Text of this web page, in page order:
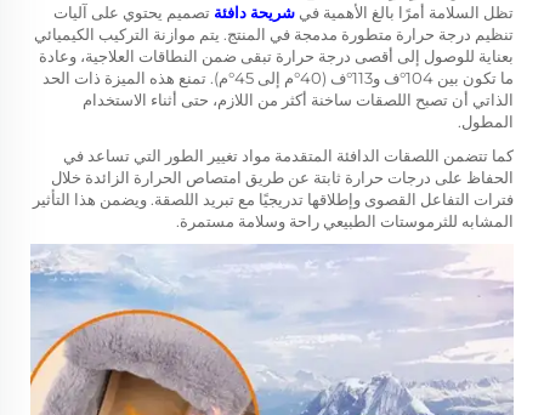
تظل السلامة أمرًا بالغ الأهمية في شريحة دافئة تصميم يحتوي على آليات
تنظيم درجة حرارة متطورة مدمجة في المنتج. يتم موازنة التركيب الكيميائي
بعناية للوصول إلى أقصى درجة حرارة تبقى ضمن النطاقات العلاجية، وعادة
ما تكون بين 104°ف و113°ف (40°م إلى 45°م). تمنع هذه الميزة ذات الحد
الذاتي أن تصبح اللصقات ساخنة أكثر من اللازم، حتى أثناء الاستخدام
المطول.
كما تتضمن اللصقات الدافئة المتقدمة مواد تغيير الطور التي تساعد في
الحفاظ على درجات حرارة ثابتة عن طريق امتصاص الحرارة الزائدة خلال
فترات التفاعل القصوى وإطلاقها تدريجيًا مع تبريد اللصقة. ويضمن هذا التأثير
المشابه للثرموستات الطبيعي راحة وسلامة مستمرة.